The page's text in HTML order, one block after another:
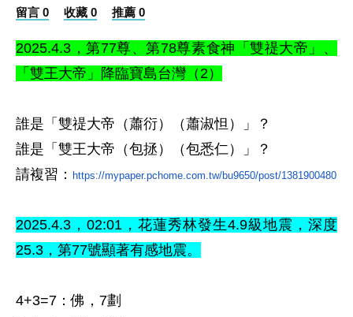
留言 0 收藏 0 推薦 0
2025.4.3，第77尊、第78尊素食神「雙禔大帝」、
「雙王大帝 」 降臨寶島台灣 （2）
誰是「雙禔大帝（蕭衍）（蕭淑怛）」
？
誰是「雙王大帝（包拯）（包悉仁）」
？
請複習 ： https://mypaper.pchome.com.tw/bu9650/post/1381900480
2025.4.3 ，02:01，花蓮秀林發生4.9級地震， 深度
25.3， 第77號顯著有感地震。
4+3=7 ：佛，7劃